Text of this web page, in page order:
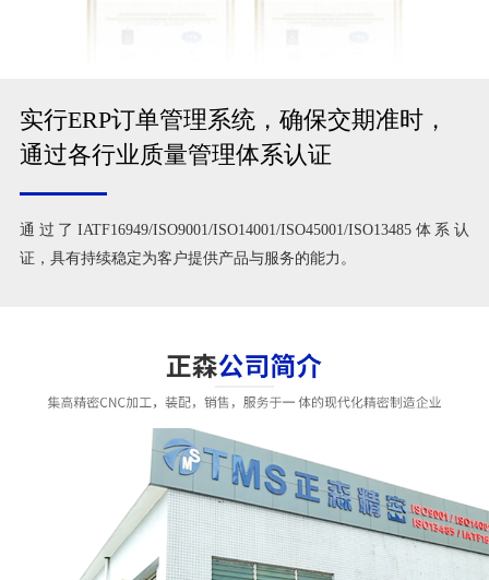
实行ERP订单管理系统，确保交期准时，
通过各行业质量管理体系认证
通过了IATF16949/ISO9001/ISO14001/ISO45001/ISO13485体系认
证，具有持续稳定为客户提供产品与服务的能力。